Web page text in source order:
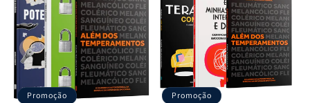
da
Alma
|
O
Vício
Agradar
da
Alma
|
O
Vício
de
Agradar
de
Guerra
Livro
+
Devocional
de
Guerra
|
Livro
+
Devocional
Promoção Promoção